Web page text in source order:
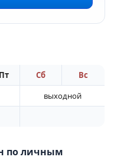
Пт Сб
Вс
выходной
по личным